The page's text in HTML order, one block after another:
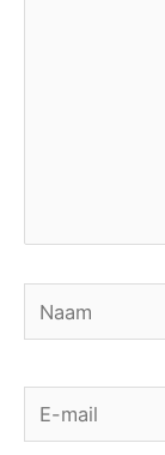
Naam
E-
mail